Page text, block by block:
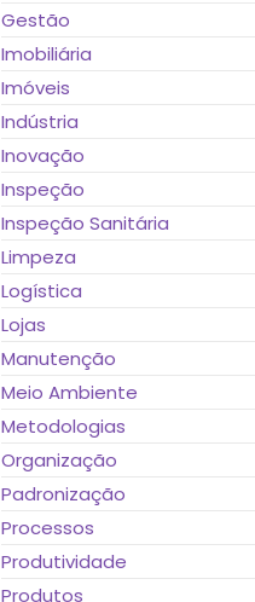
Gestão
Imobiliária
Imóveis
Indústria
Inovação
Inspeção
Inspeção Sanitária
Limpeza
Logística
Lojas
Manutenção
Meio Ambiente
Metodologias
Organização
Padronização
Processos
Produtividade
Produtos